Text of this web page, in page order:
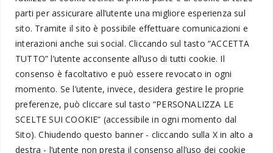
parti per assicurare all’utente una migliore esperienza sul
sito. Tramite il sito è possibile effettuare comunicazioni e
interazioni anche sui social. Cliccando sul tasto “ACCETTA
TUTTO” l’utente acconsente all’uso di tutti cookie. Il
consenso è facoltativo e può essere revocato in ogni
momento. Se l’utente, invece, desidera gestire le proprie
preferenze, può cliccare sul tasto “PERSONALIZZA LE
SCELTE SUI COOKIE” (accessibile in ogni momento dal
Sito).Chiudendo questo banner - cliccando sulla X in alto a
destra - l’utente non presta il consenso all’uso dei cookie
Informazioni Legali
Amministrazione Trasparente
Segnalazioni
Privacy Policy
Trattamento dati personali